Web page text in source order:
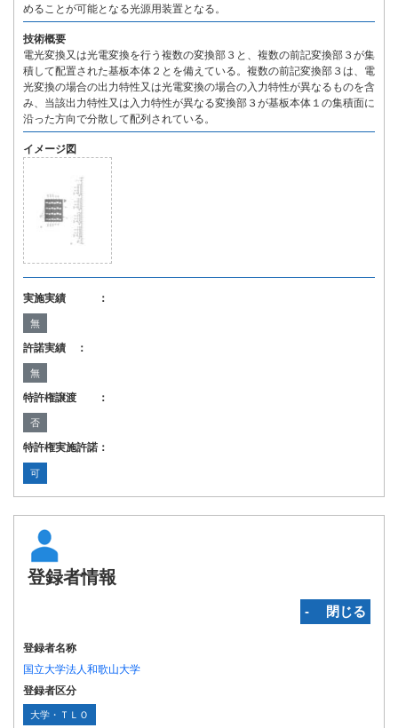
めることが可能となる光源用装置となる。
技術概要
電光変換又は光電変換を行う複数の変換部３と、複数の前記変換部３が集
積して配置された基板本体２とを備えている。複数の前記変換部３は、電
光変換の場合の出力特性又は光電変換の場合の入力特性が異なるものを含
み、当該出力特性又は入力特性が異なる変換部３が基板本体１の集積面に
沿った方向で分散して配列されている。
イメージ図
実施実績 ：
無
許諾実績 ：
無
特許権譲渡 ：
否
特許権実施許諾：
可
登録者情報
‐ 閉じる
登録者名称
国立大学法人和歌山大学
登録者区分
大学・ＴＬＯ